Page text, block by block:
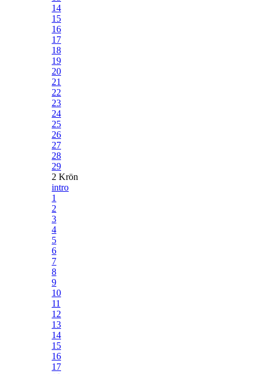
14
15
16
17
18
19
20
21
22
23
24
25
26
27
28
29
2 Krön
intro
1
2
3
4
5
6
7
8
9
10
11
12
13
14
15
16
17